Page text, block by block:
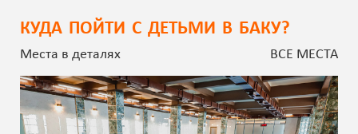
КУДА ПОЙТИ С ДЕТЬМИ В БАКУ?
Места в деталях ВСЕ МЕСТА